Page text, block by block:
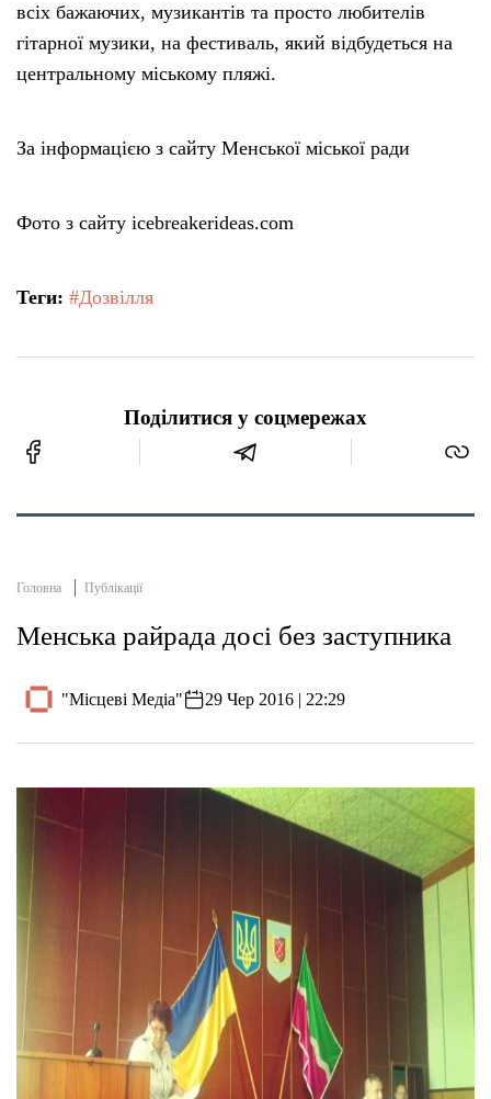
всіх бажаючих, музикантів та просто любителів
гітарної музики, на фестиваль, який відбудеться на
центральному міському пляжі.
За інформацією з сайту Менської міської ради
Фото з сайту icebreakerideas.com
Теги: #Дозвілля
Поділитися у соцмережах
Головна Публікації
Менська райрада досі без заступника
"Місцеві Медіа" 29 Чер 2016 | 22:29